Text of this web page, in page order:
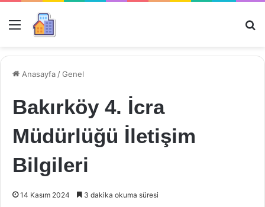
Menü
Anasayfa /Genel
Bakırköy 4. İcra
Müdürlüğü İletişim
Bilgileri
14 Kasım 2024 3 dakika okuma süresi